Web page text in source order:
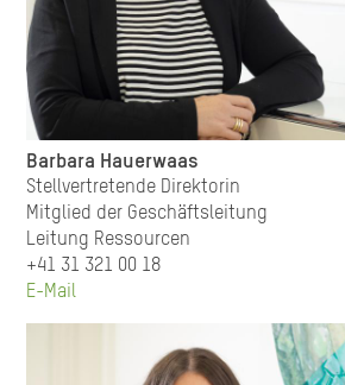
Barbara Hauerwaas
Stellvertretende Direktorin
Mitglied der Geschäftsleitung
Leitung Ressourcen
+41 31 321 00 18
E-Mail